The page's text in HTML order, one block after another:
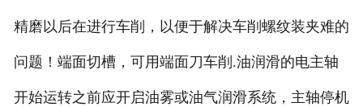
精磨以后在进行车削，以便于解决车削螺纹装夹难的
问题！端面切槽，可用端面刀车削.油润滑的电主轴
开始运转之前应开启油雾或油气润滑系统，主轴停机